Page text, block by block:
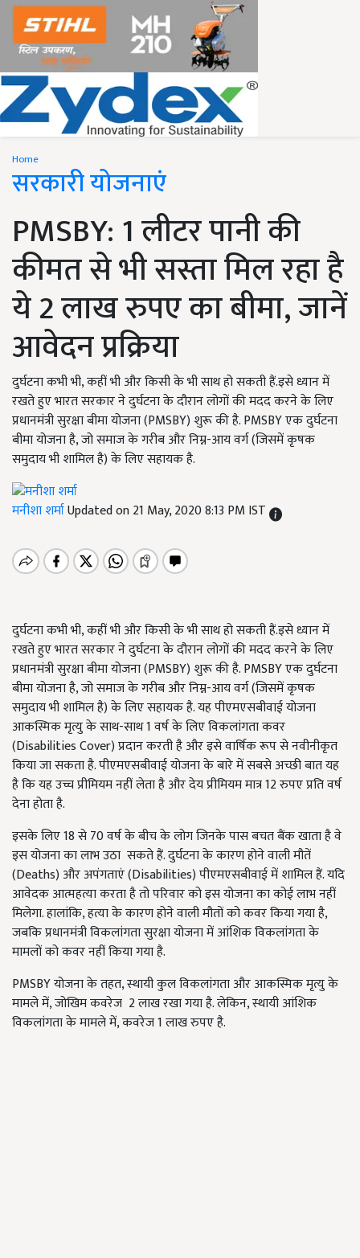
Home
सरकारी योजनाएं
PMSBY: 1 लीटर पानी की
कीमत से भी सस्ता मिल रहा है
ये 2 लाख रुपए का बीमा, जानें
आवेदन प्रक्रिया
दुर्घटना कभी भी, कहीं भी और किसी के भी साथ हो सकती हैं.इसे ध्यान में
रखते हुए भारत सरकार ने दुर्घटना के दौरान लोगों की मदद करने के लिए
प्रधानमंत्री सुरक्षा बीमा योजना (PMSBY) शुरू की है. PMSBY एक दुर्घटना
बीमा योजना है, जो समाज के गरीब और निम्न-आय वर्ग (जिसमें कृषक
समुदाय भी शामिल है) के लिए सहायक है.
मनीशा शर्माUpdated on 21 May, 2020 8:13 PM IST
दुर्घटना कभी भी,कहीं भी और किसी के भी साथ हो सकती हैं.इसे ध्यान में
रखते हुए भारत सरकार ने दुर्घटना के दौरान लोगों की मदद करने के लिए
प्रधानमंत्री सुरक्षा बीमा योजना(PMSBY) शुरू की है. PMSBYएक दुर्घटना
बीमा योजना है,जो समाज के गरीब और निम्न-आय वर्ग(जिसमें कृषक
समुदाय भी शामिल है)के लिए सहायक है.यह पीएमएसबीवाई योजना
आकस्मिक मृत्यु के साथ-साथ1वर्ष के लिए विकलांगता कवर
(Disabilities Cover)प्रदान करती है और इसे वार्षिक रूप से नवीनीकृत
किया जा सकता है.पीएमएसबीवाई योजना के बारे में सबसे अच्छी बात यह
है कि यह उच्च प्रीमियम नहीं लेता है और देय प्रीमियम मात्र12रुपए प्रति वर्ष
देना होता है.
इसके लिए18से70वर्ष के बीच के लोग जिनके पास बचत बैंक खाता है वे
इस योजना का लाभ उठा सकते हैं.दुर्घटना के कारण होने वाली मौतें
(Deaths) और अपंगताएं(Disabilities)पीएमएसबीवाई में शामिल हैं.यदि
आवेदक आत्महत्या करता है तो परिवार को इस योजना का कोई लाभ नहीं
मिलेगा.हालांकि,हत्या के कारण होने वाली मौतों को कवर किया गया है,
जबकि प्रधानमंत्री विकलांगता सुरक्षा योजना में आंशिक विकलांगता के
मामलों को कवर नहीं किया गया है.
PMSBYयोजना के तहत,स्थायी कुल विकलांगता और आकस्मिक मृत्यु के
मामले में,जोखिम कवरेज 2लाख रखा गया है.लेकिन,स्थायी आंशिक
विकलांगता के मामले में,कवरेज1लाख रुपए है.